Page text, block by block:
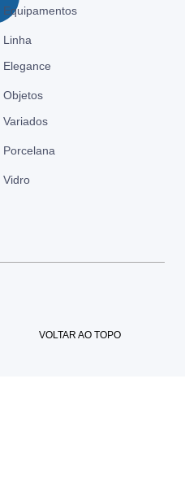
Equipamentos
Linha
Elegance
Objetos
Variados
Porcelana
Vidro
VOLTAR AO TOPO